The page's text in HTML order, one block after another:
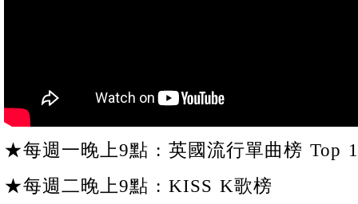
★每週一晚上9點 : 英國流行單曲榜 Top
★每週二晚上9點 : KISS K歌榜